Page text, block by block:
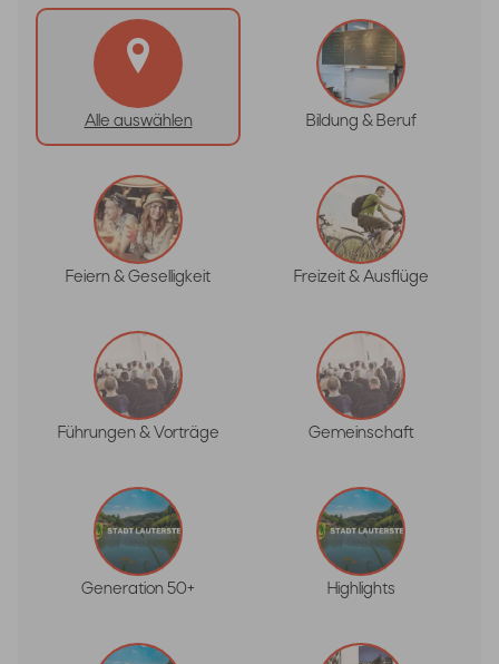
Alle auswählen Bildung & Beruf
Feiern & Geselligkeit Freizeit & Ausflüge
Führungen & Vorträge Gemeinschaft
Generation 50+ Highlights